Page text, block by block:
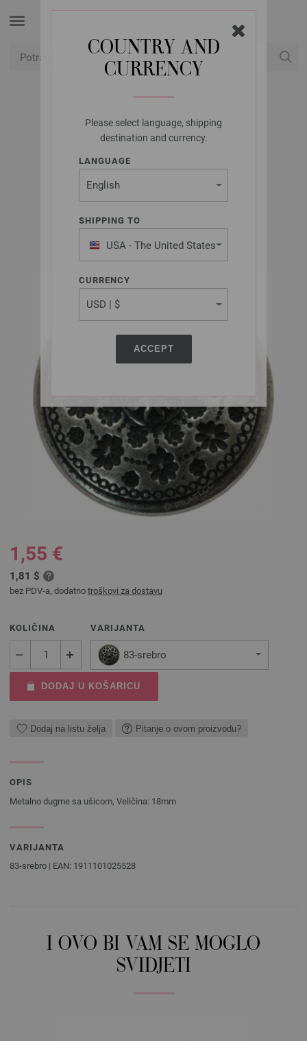
COUNTRY AND
CURRENCY
Please select language, shipping
destination and currency.
LANGUAGE
SHIPPING TO
USA - The United States
of America
CURRENCY
ACCEPT
UNION KNOPF
UNION KNOPF
450731/18MM
1,55 €
1,81 $
bez PDV-a, dodatno troškovi za dostavu
KOLIČINA VARIJANTA
83-srebro
DODAJ U KOŠARICU
Dodaj na listu želja Pitanje o ovom proizvodu?
OPIS
Metalno dugme sa ušicom, Veličina: 18mm
VARIJANTA
83-srebro | EAN: 1911101025528
I OVO BI VAM SE MOGLO
SVIDJETI